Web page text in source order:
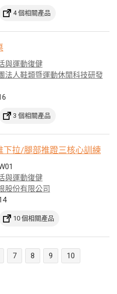
4 個相關產品
與運動復健
法人鞋類暨運動休閒科技研發
3 個相關產品
下拉/腿部推蹬三核心訓練
與運動復健
股份有限公司
10 個相關產品
7 8 9
10